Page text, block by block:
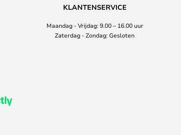
KLANTENSERVICE
Maandag - Vrijdag: 9.00 – 16.00 uur
Zaterdag - Zondag: Gesloten